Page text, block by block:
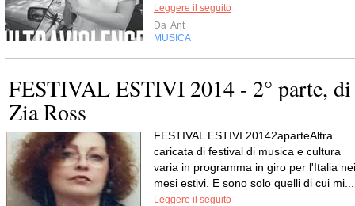
Leggere il seguito
Da Ant
MUSICA
FESTIVAL ESTIVI 2014 - 2° parte, di
Zia Ross
FESTIVAL ESTIVI 20142aparteAltra
caricata di festival di musica e cultura
varia in programma in giro per l'Italia nei
mesi estivi. E sono solo quelli di cui mi...
Leggere il seguito